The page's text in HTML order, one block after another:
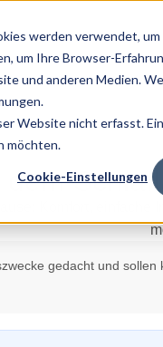
werden verwendet,
um Ihre Browser-
und anderen Medien.
Website nicht erfasst.
möchten.
Cookie-Einstellungen
dem
gedacht und